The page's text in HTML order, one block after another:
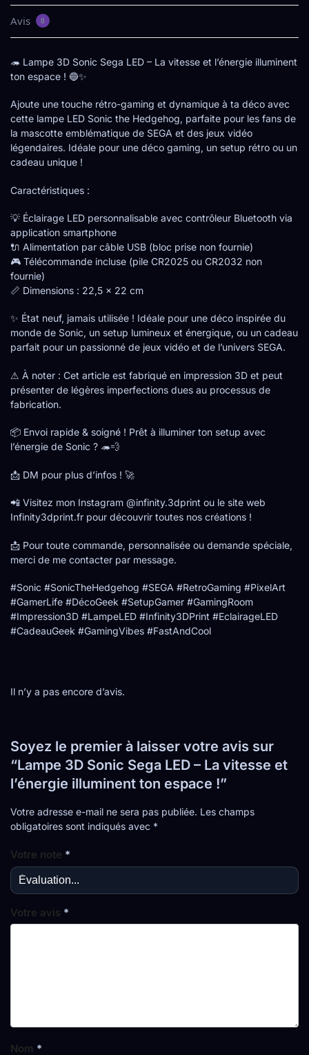
Avis 0
🦔 Lampe 3D Sonic Sega LED – La vitesse et l’énergie illuminent
ton espace ! 🔵✨
Ajoute une touche rétro-gaming et dynamique à ta déco avec
cette lampe LED Sonic the Hedgehog, parfaite pour les fans de
la mascotte emblématique de SEGA et des jeux vidéo
légendaires. Idéale pour une déco gaming, un setup rétro ou un
cadeau unique !
Caractéristiques :
💡 Éclairage LED personnalisable avec contrôleur Bluetooth via
application smartphone
🔌 Alimentation par câble USB (bloc prise non fournie)
🎮 Télécommande incluse (pile CR2025 ou CR2032 non
fournie)
📏 Dimensions : 22,5 x 22 cm
✨ État neuf, jamais utilisée ! Idéale pour une déco inspirée du
monde de Sonic, un setup lumineux et énergique, ou un cadeau
parfait pour un passionné de jeux vidéo et de l’univers SEGA.
⚠ À noter : Cet article est fabriqué en impression 3D et peut
présenter de légères imperfections dues au processus de
fabrication.
📦 Envoi rapide & soigné ! Prêt à illuminer ton setup avec
l’énergie de Sonic ? 🦔💨
📩 DM pour plus d’infos ! 🚀
📲 Visitez mon Instagram @infinity.3dprint ou le site web
Infinity3dprint.fr pour découvrir toutes nos créations !
📩 Pour toute commande, personnalisée ou demande spéciale,
merci de me contacter par message.
#Sonic #SonicTheHedgehog #SEGA #RetroGaming #PixelArt
#GamerLife #DécoGeek #SetupGamer #GamingRoom
#Impression3D #LampeLED #Infinity3DPrint #EclairageLED
#CadeauGeek #GamingVibes #FastAndCool
Il n’y a pas encore d’avis.
Soyez le premier à laisser votre avis sur
“Lampe 3D Sonic Sega LED – La vitesse et
l’énergie illuminent ton espace !”
Votre adresse e-mail ne sera pas publiée. Les champs
obligatoires sont indiqués avec *
Votre note *
Votre avis *
Nom *